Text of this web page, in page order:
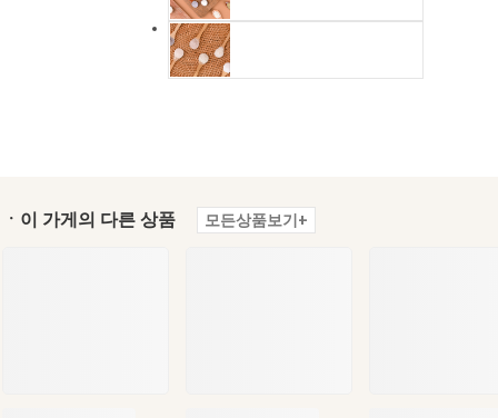
ㆍ이 가게의 다른 상품 모든상품보기+